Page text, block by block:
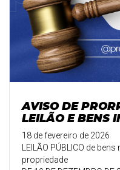
AVISO DE
LEILÃO E BENS
18 de fevereiro de 2026
LEILÃO PÚBLICO de
propriedade